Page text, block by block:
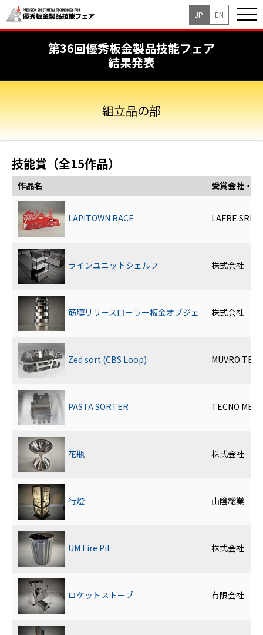
JP EN
第36回優秀板金製品技能フェア
結果発表
組立品の部
技能賞（全15作品）
作品名 受賞会社・団
LAPITOWN RACE LAFRE SRL
ラインユニットシェルフ 株式会社 仁
筋膜リリースローラー板金オブジェ 株式会社 高
Zed sort (CBS Loop) MUVRO
PASTA SORTER TECNO
花瓶 株式会社 フ
行燈 山陰総業 有
UM Fire Pit 株式会社 三
ロケットストーブ 有限会社 服